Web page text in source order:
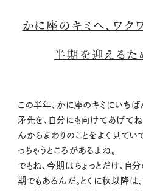
かに座のキミへ、ワ
半期を迎えるた
この半年、かに座のキミにいちば
矛先を、自分にも向けてあげてね
んからまわりのことをよく見て
っちゃうところがあるよね。
でもね、今期はちょっとだけ、自
期でもあるんだ。とくに秋以降